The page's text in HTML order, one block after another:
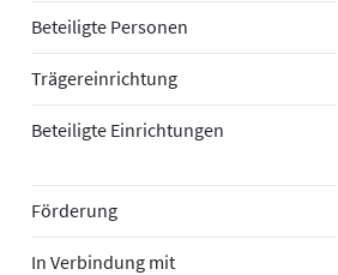
Beteiligte Personen
Trägereinrichtung
Beteiligte Einrichtungen
Förderung
In Verbindung mit